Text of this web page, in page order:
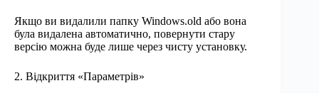
Якщо ви видалили папку Windows.old або вона
була видалена автоматично, повернути стару
версію можна буде лише через чисту установку.
2. Відкриття «Параметрів»